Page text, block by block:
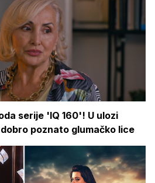
serije 'IQ 160'! U ulozi
poznato glumačko lice